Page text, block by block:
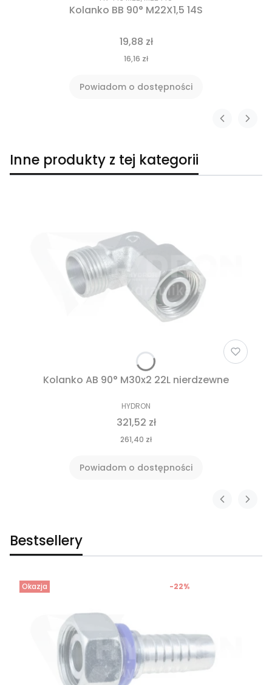
Kolanko BB 90° M22X1,5 14S
19,88 zł
16,16 zł
Powiadom o dostępności
Inne produkty z tej kategorii
Kolanko AB 90° M30x2 22L nierdzewne
HYDRON
321,52 zł
261,40 zł
Powiadom o dostępności
Bestsellery
Okazja -22%